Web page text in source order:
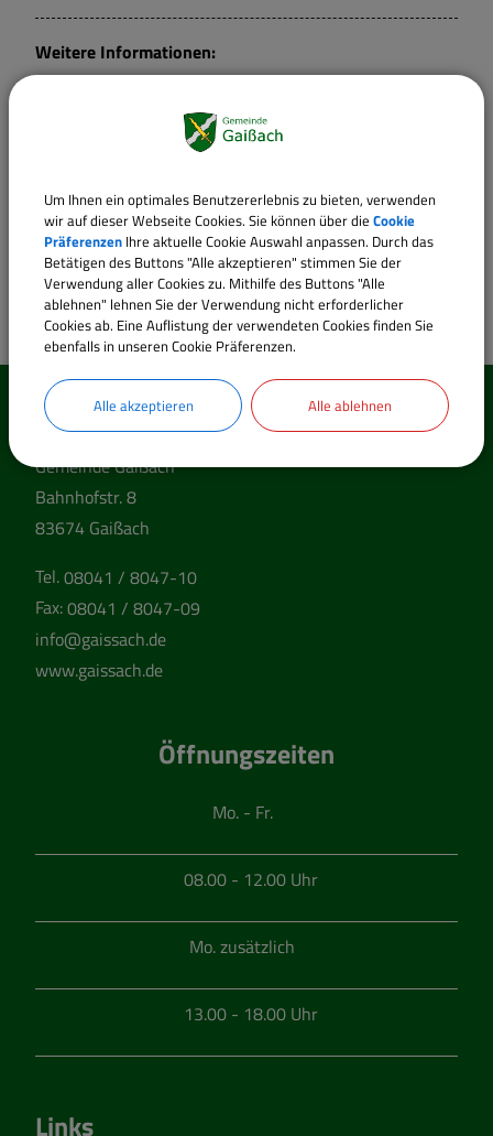
Weitere Informationen:
Funktion:
Referentin für Jugend
Mitglied
Gemeinderat der Gemeinde Gaißach
So erreichen Sie uns
Gemeinde Gaißach
Bahnhofstr. 8
83674 Gaißach
Tel.08041 / 8047-10
Fax:08041 / 8047-09
info@gaissach.de
www.gaissach.de
Öffnungszeiten
Mo. - Fr.
08.00 - 12.00 Uhr
Mo. zusätzlich
13.00 - 18.00 Uhr
Links
Um Ihnen ein optimales Benutzererlebnis zu bieten, verwenden
wir auf dieser Webseite Cookies. Sie können über die Cookie
Präferenzen Ihre aktuelle Cookie Auswahl anpassen. Durch das
Betätigen des Buttons "Alle akzeptieren" stimmen Sie der
Verwendung aller Cookies zu. Mithilfe des Buttons "Alle
ablehnen" lehnen Sie der Verwendung nicht erforderlicher
Cookies ab. Eine Auflistung der verwendeten Cookies finden Sie
ebenfalls in unseren Cookie Präferenzen.
Alle akzeptieren Alle ablehnen